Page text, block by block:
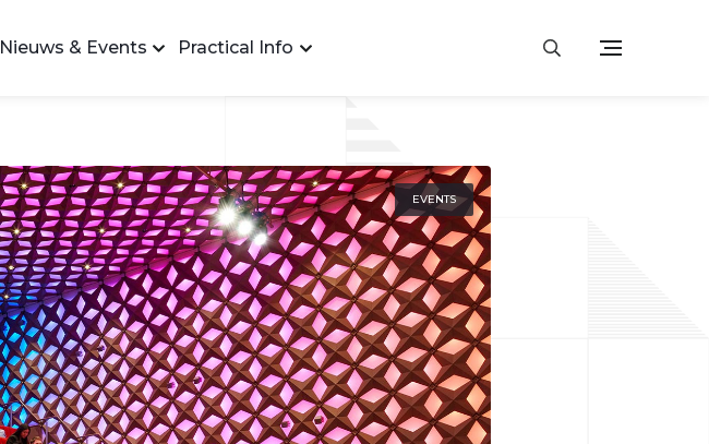
Nieuws & Events Practical Info
EVENTS